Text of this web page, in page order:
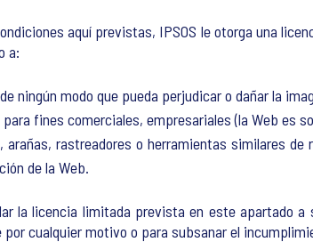
aquí previstas, IPSOS le otorga una
a:
ningún modo que pueda perjudicar o dañar la
para fines comerciales, empresariales (la Web es
arañas, rastreadores o herramientas similares
de la Web.
la licencia limitada prevista en este apartado
cualquier motivo o para subsanar el